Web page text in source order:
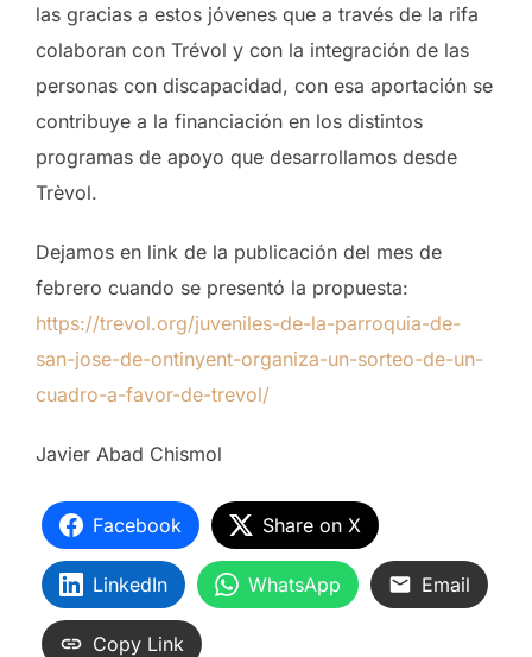
las gracias a estos jóvenes que a través de la rifa
colaboran con Trévol y con la integración de las
personas con discapacidad, con esa aportación se
contribuye a la financiación en los distintos
programas de apoyo que desarrollamos desde
Trèvol.
Dejamos en link de la publicación del mes de
febrero cuando se presentó la propuesta:
https://trevol.org/juveniles-de-la-parroquia-de-
san-jose-de-ontinyent-organiza-un-sorteo-de-un-
cuadro-a-favor-de-trevol/
Javier Abad Chismol
Facebook Share on X
LinkedIn WhatsApp Email
Copy Link